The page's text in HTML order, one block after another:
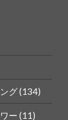
グ(134)
ー (11)